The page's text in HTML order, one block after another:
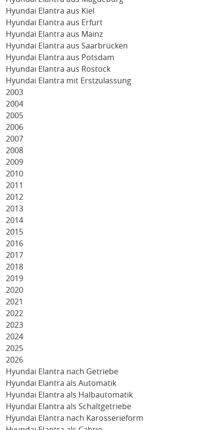
Hyundai Elantra aus Kiel
Hyundai Elantra aus Erfurt
Hyundai Elantra aus Mainz
Hyundai Elantra aus Saarbrücken
Hyundai Elantra aus Potsdam
Hyundai Elantra aus Rostock
Hyundai Elantra mit Erstzulassung
2003
2004
2005
2006
2007
2008
2009
2010
2011
2012
2013
2014
2015
2016
2017
2018
2019
2020
2021
2022
2023
2024
2025
2026
Hyundai Elantra nach Getriebe
Hyundai Elantra als Automatik
Hyundai Elantra als Halbautomatik
Hyundai Elantra als Schaltgetriebe
Hyundai Elantra nach Karosserieform